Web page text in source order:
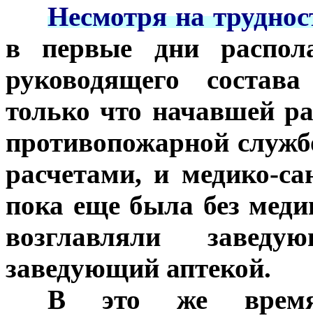
Несмотря на
в первые дни
руководящего
только что начавшей
противопожарной
расчетами, и медико-
пока еще была без
возглавляли
заведующий аптекой.
В это же время